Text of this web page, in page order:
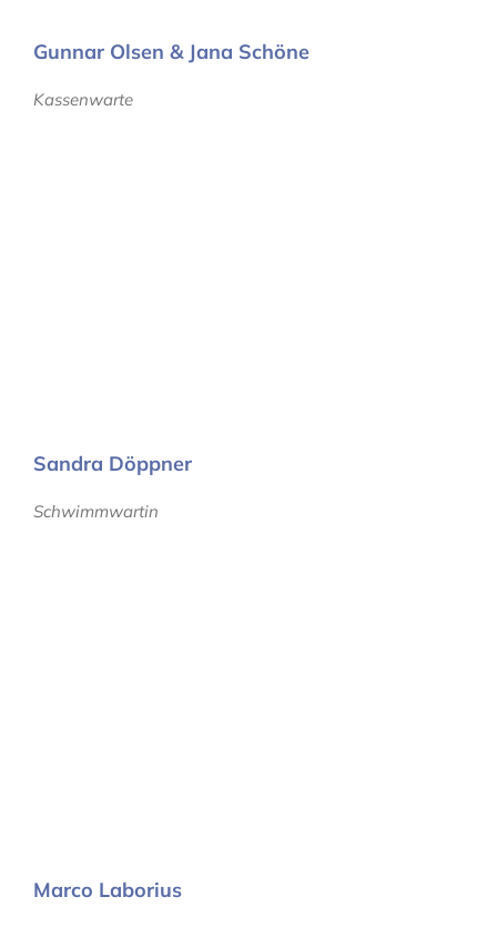
Gunnar Olsen & Jana Schöne
Kassenwarte
Sandra Döppner
Schwimmwartin
Marco Laborius